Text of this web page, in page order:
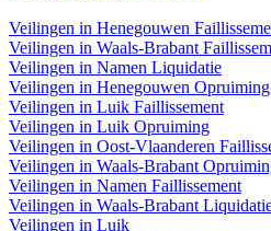
Veilingen in Henegouwen
Veilingen in Waals-Brabant
Veilingen in Namen Liquidatie
Veilingen in Henegouwen Opruiming
Veilingen in Luik Faillissement
Veilingen in Luik Opruiming
Veilingen in Oost-Vlaanderen
Veilingen in Waals-Brabant
Veilingen in Namen Faillissement
Veilingen in Waals-Brabant
Veilingen in Luik